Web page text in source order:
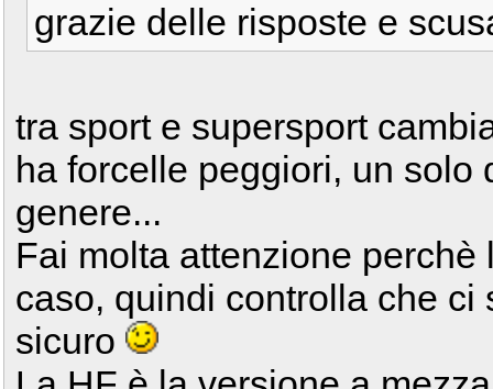
grazie delle risposte e
tra sport e supersport
ha forcelle peggiori, un solo
genere...
Fai molta attenzione
caso, quindi controlla che
sicuro